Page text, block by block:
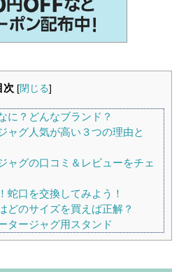
次 [閉じる]
に？どんなブランド？
ャグ人気が高い３つの理由と
ャグの口コミ＆レビューをチェ
蛇口を交換してみよう！
どのサイズを買えば正解？
タージャグ用スタンド